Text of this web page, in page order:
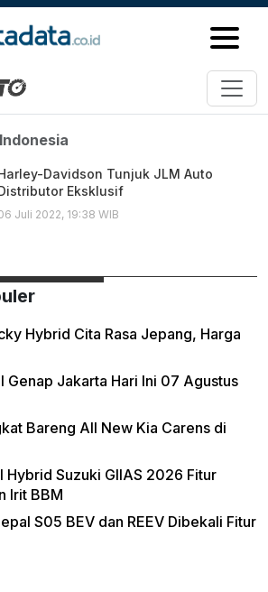
Davidson Tunjuk JLM Auto
Eksklusif
Juli 2022, 19:38 WIB
Hybrid Cita Rasa Jepang, Harga
Genap Jakarta Hari Ini 07 Agustus
Bareng All New Kia Carens di
Hybrid Suzuki GIIAS 2026 Fitur
Irit BBM
S05 BEV dan REEV Dibekali Fitur